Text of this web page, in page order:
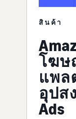
สินค้า
โฆษ
แพล
อุปส
Ads